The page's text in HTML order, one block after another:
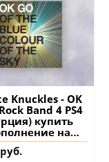
Knuckles - OK
Band 4 PS4
купить
на
аккаунт